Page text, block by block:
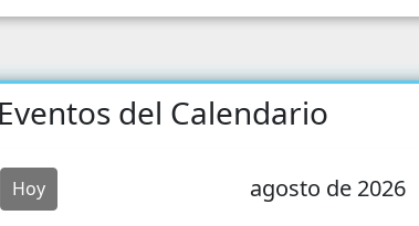
Sector
Eventos del Calendario
Hoy agosto de 2026